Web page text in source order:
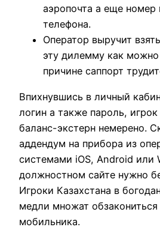
аэропочта а еще номер
телефона.
Оператор выручит
эту дилемму как
причине саппорт
Впихнувшись в личный
логин а также пароль,
баланс-экстерн немерено.
аддендум на прибора из
системами iOS, Android или
должностном сайте нужно
Игроки Казахстана в
медли множат обзакониться
мобильника.